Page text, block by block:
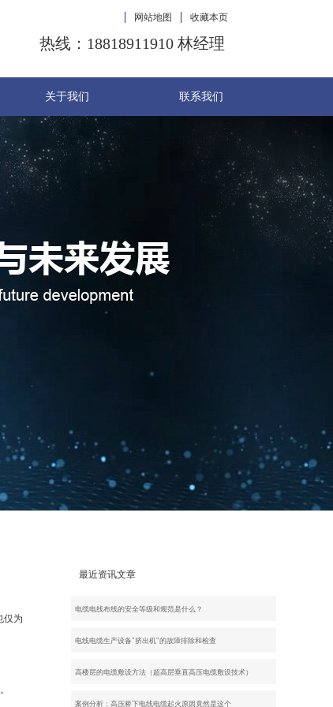
收藏本页
网站地图
热线：18818911910 林经理
关于我们 联系我们
仅为
最近资讯文章
电缆电线布线的安全等级和规范是什么？
电线电缆生产设备"挤出机"的故障排除和检查
高楼层的电缆敷设方法（超高层垂直高压电缆敷设技术）
案例分析：高压桥下电线电缆起火原因竟然是这个